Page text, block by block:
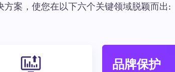
方案，使您在以下六个关键领域脱颖而出:
品牌保护